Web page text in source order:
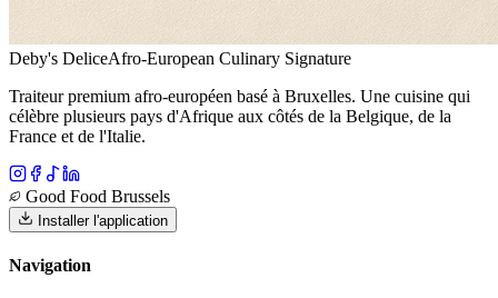
Deby's DeliceAfro-European Culinary Signature
Traiteur premium afro-européen basé à Bruxelles. Une cuisine qui
célèbre plusieurs pays d'Afrique aux côtés de la Belgique, de la
France et de l'Italie.
Good Food Brussels
Installer l'application
Navigation